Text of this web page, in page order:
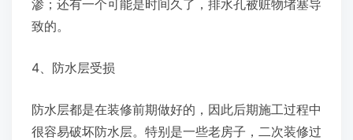
渗；还有一个可能是时间久了，排水孔被赃物堵塞导
致的。
4、防水层受损
防水层都是在装修前期做好的，因此后期施工过程中
很容易破坏防水层。特别是一些老房子，二次装修过